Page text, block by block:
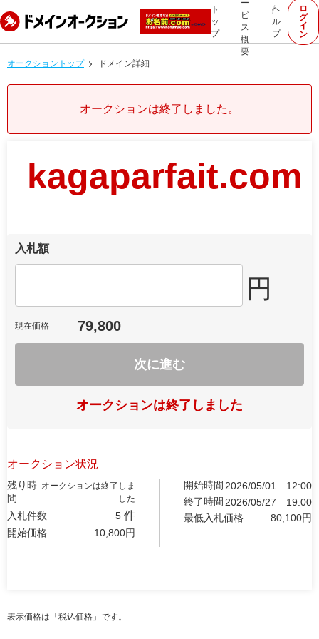
ト
ッ
プ
ー
ビ
ス
概
要
ヘ
ル
プ
ロ
グ
イ
ン
オークショントップ ドメイン詳細
オークションは終了しました。
kagaparfait.com
入札額
円
現在価格 79,800
次に進む
オークションは終了しました
オークション状況
残り時
間
オークションは終了しま
した
入札件数 5 件
開始価格 10,800円
開始時間 2026/05/01
12:00
終了時間 2026/05/27
19:00
最低入札価格
80,100円
表示価格は「税込価格」です。